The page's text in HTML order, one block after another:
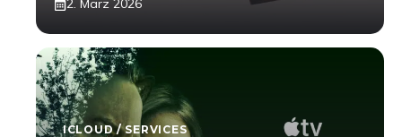
2. März 2026
ICLOUD / SERVICES